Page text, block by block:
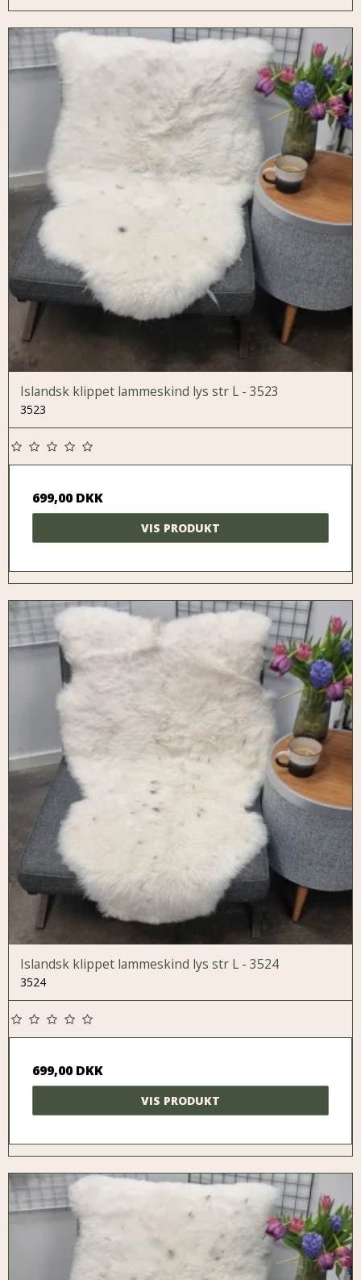
Islandsk klippet lammeskind lys str L - 3523
3523
699,00 DKK
VIS PRODUKT
Islandsk klippet lammeskind lys str L - 3524
3524
699,00 DKK
VIS PRODUKT